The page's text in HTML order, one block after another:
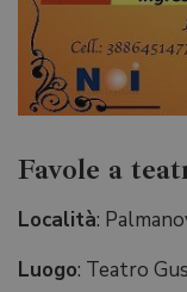
Favole a
Località:
Luogo: Teatro